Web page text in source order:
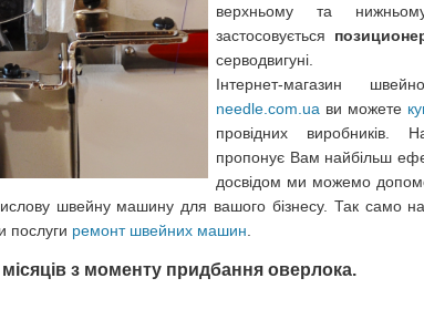
верхньому та
застосовується
серводвигуні.
Інтернет-магазин
needle.com.ua ви можете
провідних виробників.
пропонує Вам найбільш
досвідом ми можемо
швейну машину для вашого бізнесу. Так само
послуги ремонт швейних машин
місяців з моменту придбання оверлока.